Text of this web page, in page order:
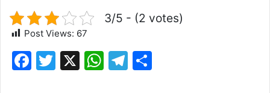
3/5 - (2 votes)
Post Views: 67
F
T
X
W T